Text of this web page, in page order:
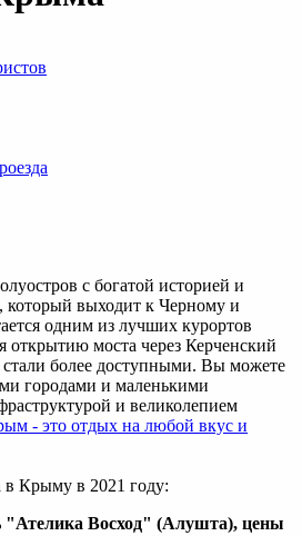
с богатой историей и
который выходит к Черному и
одним из лучших курортов
открытию моста через Керченский
более доступными. Вы можете
городами и маленькими
и великолепием
- это отдых на любой вкус и
Крыму в 2021 году:
"Ателика Восход" (Алушта), цены